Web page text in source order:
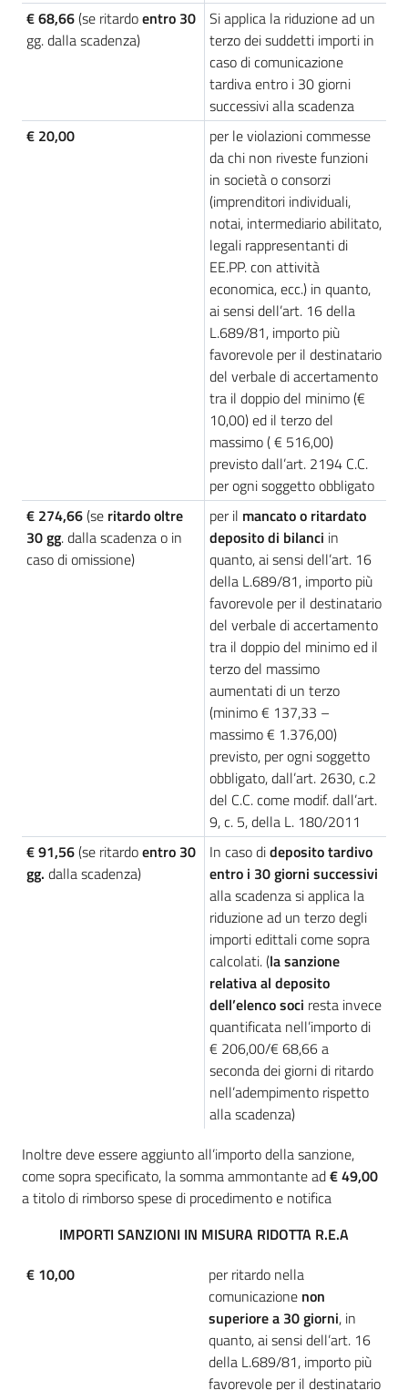
€ 68,66(se ritardoentro 30
gg. dalla scadenza)
Si applica la riduzione ad un
terzo dei suddetti importi in
caso di comunicazione
tardiva entro i 30 giorni
successivi alla scadenza
€ 20,00
per le violazioni commesse
da chi non riveste funzioni
in società o consorzi
(imprenditori individuali,
notai, intermediario abilitato,
legali rappresentanti di
EE.PP. con attività
economica, ecc.) in quanto,
ai sensi dell’art. 16 della
L.689/81, importo più
favorevole per il destinatario
del verbale di accertamento
tra il doppio del minimo (€
10,00) ed il terzo del
massimo ( € 516,00)
previsto dall’art. 2194 C.C.
per ogni soggetto obbligato
€ 274,66(seritardo oltre
30 gg. dalla scadenza o in
caso di omissione)
per il mancato o ritardato
deposito di bilanci in
quanto, ai sensi dell’art. 16
della L.689/81, importo più
favorevole per il destinatario
del verbale di accertamento
tra il doppio del minimo ed il
terzo del massimo
aumentati di un terzo
(minimo € 137,33 –
massimo € 1.376,00)
previsto, per ogni soggetto
obbligato, dall’art. 2630, c.2
del C.C. come modif. dall’art.
9, c. 5, della L. 180/2011
€ 91,56(se ritardoentro 30
gg. dalla scadenza)
In caso dideposito tardivo
entro i 30 giorni successivi
alla scadenza si applica la
riduzione ad un terzo degli
importi edittali come sopra
calcolati. (la sanzione
relativa al deposito
dell’elenco soci resta invece
quantificata nell’importo di
€ 206,00/€ 68,66 a
seconda dei giorni di ritardo
nell’adempimento rispetto
alla scadenza)
Inoltre deve essere aggiunto all’importo della sanzione,
come sopra specificato, la somma ammontante ad€ 49,00
a titolo di rimborso spese di procedimento e notifica
IMPORTI SANZIONI IN MISURA RIDOTTA R.E.A
€ 10,00
per ritardo nella
comunicazione non
superiore a 30 giorni, in
quanto, ai sensi dell’art. 16
della L.689/81, importo più
favorevole per il destinatario